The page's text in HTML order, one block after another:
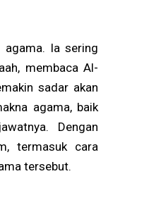
agama. Ia sering
membaca Al-
sadar akan
agama, baik
Dengan
termasuk cara
tersebut.